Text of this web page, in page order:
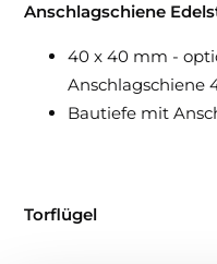
Anschlagschiene
40 x 40 mm -
Anschlagschiene
Bautiefe mit
Torflügel